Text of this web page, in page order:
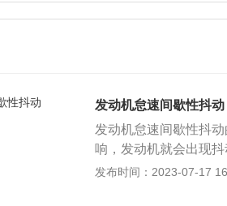
发动机怠速间歇性抖动
发动机怠速间歇性抖
响，发动机就会出现
修；2、火花塞是一个
发布时间：2023-07-17